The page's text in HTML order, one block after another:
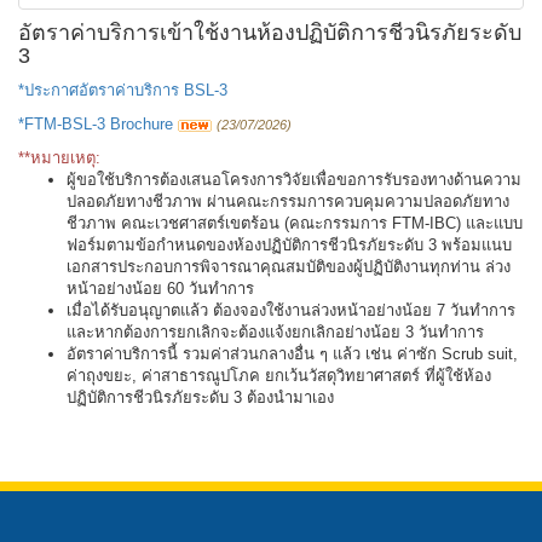
อัตราค่าบริการเข้าใช้งานห้องปฏิบัติการชีวนิรภัยระดับ
3
*ประกาศอัตราค่าบริการ BSL-3
*FTM-BSL-3 Brochure
(23/07/2026)
**หมายเหตุ: ​
ผู้ขอใช้บริการต้องเสนอโครงการวิจัยเพื่อขอการรับรองทางด้านความ
ปลอดภัยทางชีวภาพ ผ่านคณะกรรมการควบคุมความปลอดภัยทาง
ชีวภาพ คณะเวชศาสตร์เขตร้อน (คณะกรรมการ FTM-IBC) และแบบ
ฟอร์มตามข้อกำหนดของห้องปฏิบัติการชีวนิรภัยระดับ 3 พร้อมแนบ
เอกสารประกอบการพิจารณาคุณสมบัติของผู้ปฏิบัติงานทุกท่าน ล่วง
หน้าอย่างน้อย 60 วันทำการ ​
เมื่อได้รับอนุญาตแล้ว ต้องจองใช้งานล่วงหน้าอย่างน้อย 7 วันทำการ
และหากต้องการยกเลิกจะต้องแจ้งยกเลิกอย่างน้อย 3 วันทำการ​
อัตราค่าบริการนี้ รวมค่าส่วนกลางอื่น ๆ แล้ว เช่น ค่าซัก Scrub suit,
ค่าถุงขยะ, ค่าสาธารณูปโภค ยกเว้นวัสดุวิทยาศาสตร์ ที่ผู้ใช้ห้อง
ปฏิบัติการชีวนิรภัยระดับ 3 ต้องนำมาเอง​